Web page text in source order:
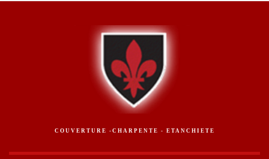
COUVERTURE -CHARPENTE - ETANCHIETE